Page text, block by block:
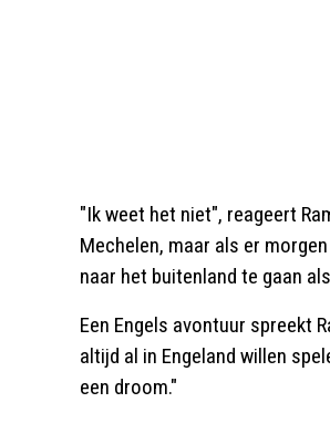
"Ik weet het niet", reageert
Mechelen, maar als er
naar het buitenland te gaan
Een Engels avontuur spreekt
altijd al in Engeland willen
een droom."